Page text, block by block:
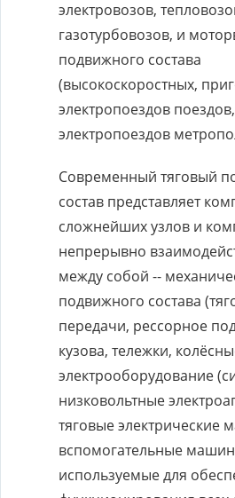
электровозов,
газотурбовозов, и
подвижного состава
(высокоскоростных,
электропоездов поездов,
электропоездов
Современный тяговый
состав представляет
сложнейших узлов и
непрерывно
между собой --
подвижного состава
передачи, рессорное
кузова, тележки,
электрооборудование
низковольтные
тяговые электрические
вспомогательные
используемые для